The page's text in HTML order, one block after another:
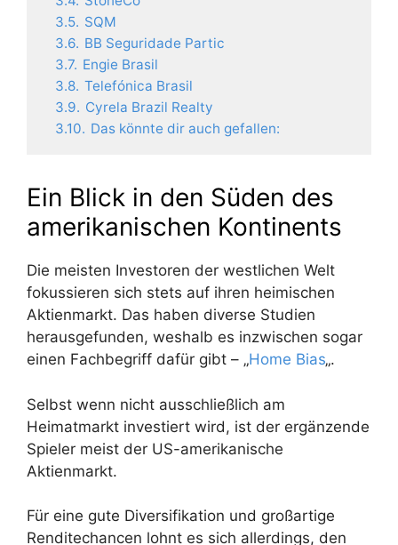
3.5. SQM
3.6. BB Seguridade Partic
3.7. Engie Brasil
3.8. Telefónica Brasil
3.9. Cyrela Brazil Realty
3.10. Das könnte dir auch gefallen:
Ein Blick in den Süden des
amerikanischen Kontinents
Die meisten Investoren der westlichen Welt
fokussieren sich stets auf ihren heimischen
Aktienmarkt. Das haben diverse Studien
herausgefunden, weshalb es inzwischen sogar
einen Fachbegriff dafür gibt – „Home Bias„.
Selbst wenn nicht ausschließlich am
Heimatmarkt investiert wird, ist der ergänzende
Spieler meist der US-amerikanische
Aktienmarkt.
Für eine gute Diversifikation und großartige
Renditechancen lohnt es sich allerdings, den